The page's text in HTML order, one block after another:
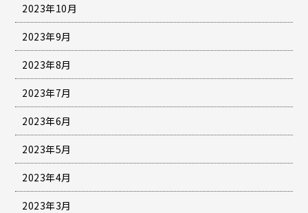
2023年10月
2023年9月
2023年8月
2023年7月
2023年6月
2023年5月
2023年4月
2023年3月